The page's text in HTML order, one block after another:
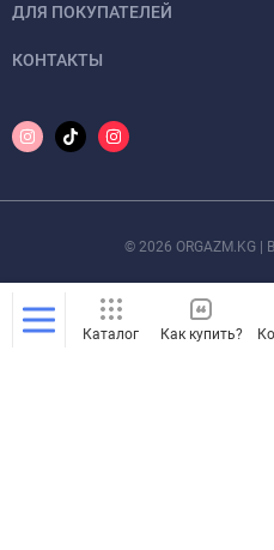
ДЛЯ ПОКУПАТЕЛЕЙ
КОНТАКТЫ
© 2026 ORGAZM.KG
Каталог Как купить?